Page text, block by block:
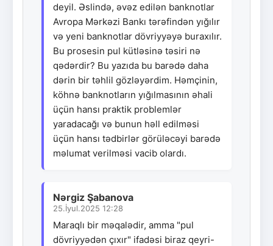
deyil. Əslində, əvəz edilən banknotlar
Avropa Mərkəzi Bankı tərəfindən yığılır
və yeni banknotlar dövriyyəyə buraxılır.
Bu prosesin pul kütləsinə təsiri nə
qədərdir? Bu yazıda bu barədə daha
dərin bir təhlil gözləyərdim. Həmçinin,
köhnə banknotların yığılmasının əhali
üçün hansı praktik problemlər
yaradacağı və bunun həll edilməsi
üçün hansı tədbirlər görüləcəyi barədə
məlumat verilməsi vacib olardı.
Nərgiz Şabanova
25.İyul.2025 12:28
Maraqlı bir məqalədir, amma "pul
dövriyyədən çıxır" ifadəsi biraz qeyri-